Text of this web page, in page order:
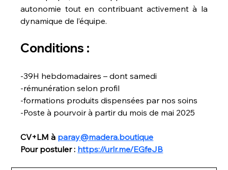
autonomie tout en contribuant activement à la
dynamique de l’équipe.
Conditions :
-39H hebdomadaires – dont samedi
-rémunération selon profil
-formations produits dispensées par nos soins
-Poste à pourvoir à partir du mois de mai 2025
CV+LM à paray@madera.boutique
Pour postuler : https://urlr.me/EGfeJB